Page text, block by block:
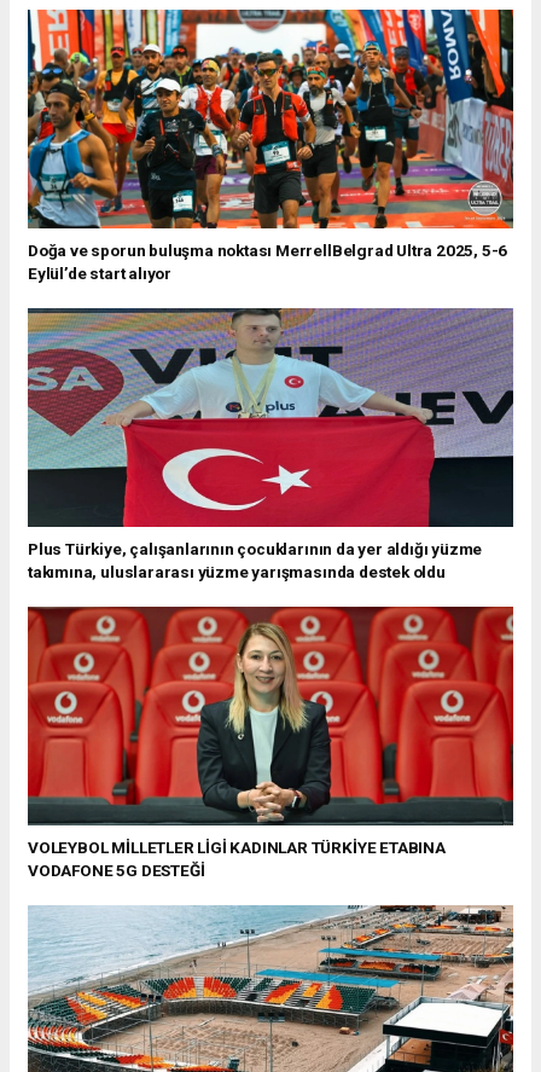
Doğa ve sporun buluşma noktası MerrellBelgrad Ultra 2025, 5-6
Eylül’de start alıyor
Plus Türkiye, çalışanlarının çocuklarının da yer aldığı yüzme
takımına, uluslararası yüzme yarışmasında destek oldu
VOLEYBOL MİLLETLER LİGİ KADINLAR TÜRKİYE ETABINA
VODAFONE 5G DESTEĞİ